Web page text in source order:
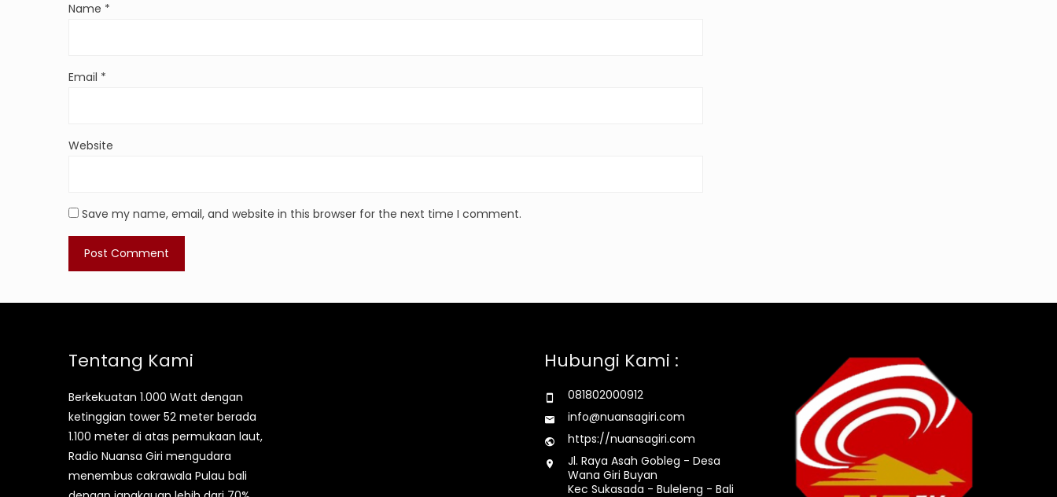
Name *
Email *
Website
Save my name, email, and website in this browser for the next time I comment.
Tentang Kami
Berkekuatan 1.000 Watt dengan
ketinggian tower 52 meter berada
1.100 meter di atas permukaan laut,
Radio Nuansa Giri mengudara
menembus cakrawala Pulau bali
Hubungi Kami :
081802000912
info@nuansagiri.com
https://nuansagiri.com
Jl. Raya Asah Gobleg - Desa
Wana Giri Buyan
Kec Sukasada - Buleleng - Bali